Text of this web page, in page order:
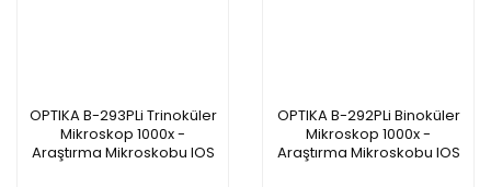
OPTIKA B-293PLi Trinoküler
Mikroskop 1000x -
Araştırma Mikroskobu IOS
OPTIKA B-292PLi Binoküler
Mikroskop 1000x -
Araştırma Mikroskobu IOS